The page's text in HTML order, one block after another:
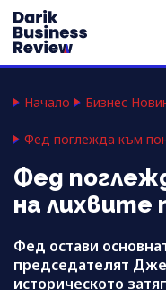
Начало Бизнес
Фед поглежда към
Фед
на лихвите
Фед остави
председателят
историческото